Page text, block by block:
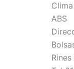
Clima
ABS